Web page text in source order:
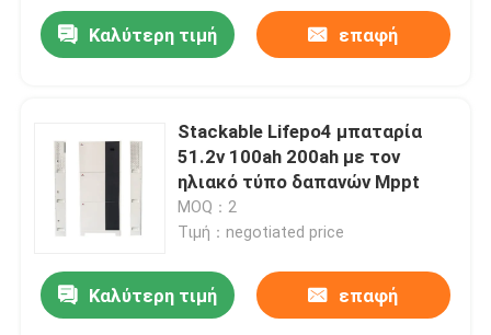
τοποθετημένη τοίχος μπαταρία λίθιου
Φορητός σταθμός παραγωγής ενέργειας
Καλύτερη τιμή επαφή
Stackable Lifepo4 μπαταρία
51.2v 100ah 200ah με τον
ηλιακό τύπο δαπανών Mppt
MOQ：2
Τιμή：negotiated price
Καλύτερη τιμή επαφή